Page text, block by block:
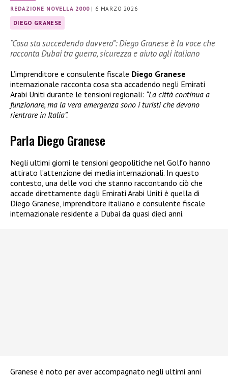
REDAZIONE NOVELLA 2000| 6 MARZO 2026
DIEGO GRANESE
“Cosa sta succedendo davvero”: Diego Granese è la voce che
racconta Dubai tra guerra, sicurezza e aiuto agli italiano
L’imprenditore e consulente fiscale Diego Granese
internazionale racconta cosa sta accadendo negli Emirati
Arabi Uniti durante le tensioni regionali: “La città continua a
funzionare, ma la vera emergenza sono i turisti che devono
rientrare in Italia”.
Parla Diego Granese
Negli ultimi giorni le tensioni geopolitiche nel Golfo hanno
attirato l’attenzione dei media internazionali. In questo
contesto, una delle voci che stanno raccontando ciò che
accade direttamente dagli Emirati Arabi Uniti è quella di
Diego Granese, imprenditore italiano e consulente fiscale
internazionale residente a Dubai da quasi dieci anni.
Granese è noto per aver accompagnato negli ultimi anni